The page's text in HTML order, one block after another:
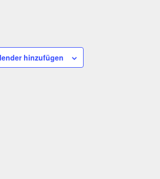
hinzufügen